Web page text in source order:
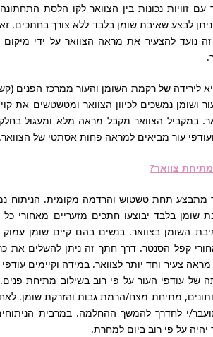
זוויות נכונות בין הצוואר לקו הלסת
לבצע שאיבת שומן בלבד ללא צורך בחתכים.
זה נועד להצעיר את מראה הצוואר על ידי
לירידה של רקמת השומן והעור ממרכז הפנים
ושומן נמשכים לכיוון הצוואר ומטשטשים את
במקביל הצוואר מקבל מראה מלא ומעגול
עור מביאים למראה פחות אסתטי של הצוואר.
צוואר?
שומן בלבד יבוצעו חתכים מזעריים מאחורי
השומן בצוואר. בנשים בהם קיים שומן
קפל הסנטר. דרך חתך זה ניתן להשלים את
צעיר וחד יותר לצוואר. במידה וקיימים
עודפי העור על פי רוב בשילוב מתיחת פנים.
מתיחת מצח/הרמת גבות והזרקת שומן.
י לחדרך להמשך ההחלמה. במרבית
על פי רוב ביום למחרת.